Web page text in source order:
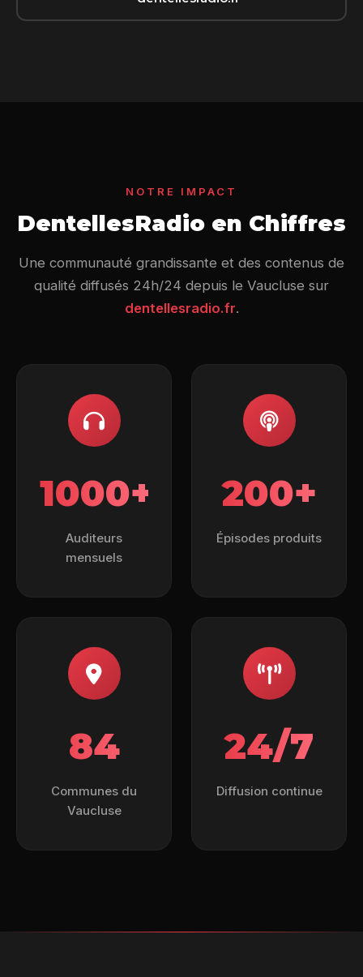
NOTRE IMPACT
DentellesRadio en Chiffres
Une communauté grandissante et des contenus de
qualité diffusés 24h/24 depuis le Vaucluse sur
dentellesradio.fr.
1000+
Auditeurs
mensuels
200+
Épisodes produits
84
Communes du
Vaucluse
24/7
Diffusion continue